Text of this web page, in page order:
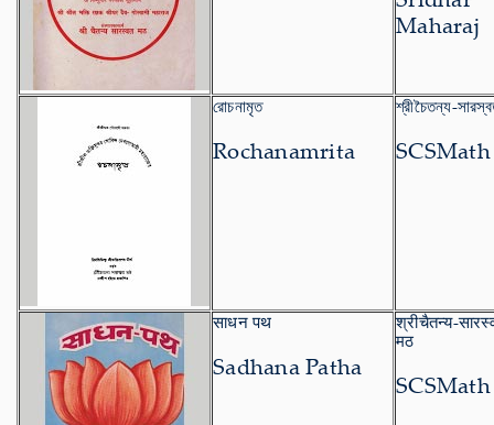
Maharaj
রোচনামৃত
Rochanamrita
শ্রীচৈতন্য-
SCSMath
साधन पथ
Sadhana Patha
श्रीचैतन्य-
मठ
SCSMath